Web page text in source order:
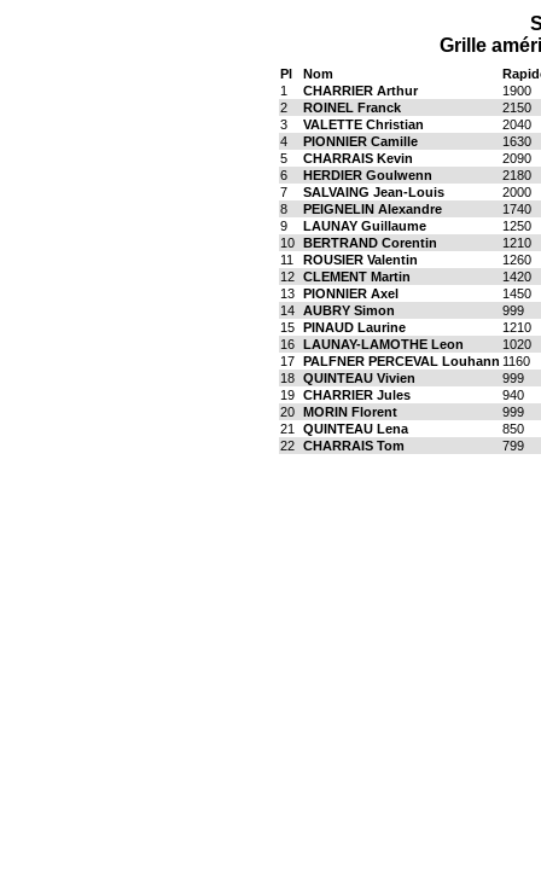
Grille
Pl Nom
1
CHARRIER Arthur
1900
2
ROINEL Franck
2150
3
VALETTE Christian
2040
4
PIONNIER Camille
1630
5
CHARRAIS Kevin
2090
6
HERDIER Goulwenn
2180
7
SALVAING Jean-Louis
2000
8
PEIGNELIN Alexandre
1740
9
LAUNAY Guillaume
1250
10
BERTRAND Corentin
1210
11
ROUSIER Valentin
1260
12
CLEMENT Martin
1420
13
PIONNIER Axel
1450
14
AUBRY Simon
999
15
PINAUD Laurine
1210
16
LAUNAY-LAMOTHE Leon
1020
17
PALFNER PERCEVAL Louhann 1160
18
QUINTEAU Vivien
999
19
CHARRIER Jules
940
20
MORIN Florent
999
21
QUINTEAU Lena
850
22
CHARRAIS Tom 799